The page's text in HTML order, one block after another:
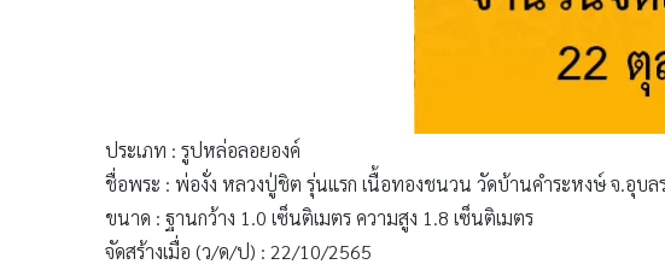
ประเภท : รูปหล่อลอยองค์
ชื่อพระ : พ่องั่ง หลวงปู่ชิต รุ่นแรก เนื้อทองชนวน วัดบ้านคำระหงษ์ จ.อุบล
ขนาด : ฐานกว้าง 1.0 เซ็นติเมตร ความสูง 1.8 เซ็นติเมตร
จัดสร้างเมื่อ (ว/ด/ป) : 22/10/2565